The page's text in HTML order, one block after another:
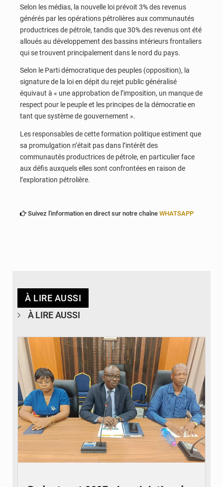
Selon les médias, la nouvelle loi prévoit 3% des revenus
générés par les opérations pétrolières aux communautés
productrices de pétrole, tandis que 30% des revenus ont été
alloués au développement des bassins intérieurs frontaliers
qui se trouvent principalement dans le nord du pays.
Selon le Parti démocratique des peuples (opposition), la
signature de la loi en dépit du rejet public généralisé
équivaut à « une approbation de l’imposition, un manque de
respect pour le peuple et les principes de la démocratie en
tant que système de gouvernement ».
Les responsables de cette formation politique estiment que
sa promulgation n’était pas dans l’intérêt des
communautés productrices de pétrole, en particulier face
aux défis auxquels elles sont confrontées en raison de
l’exploration pétrolière.
Suivez l'information en direct sur notre chaîne WHATSAPP
À LIRE AUSSI
À LIRE AUSSI